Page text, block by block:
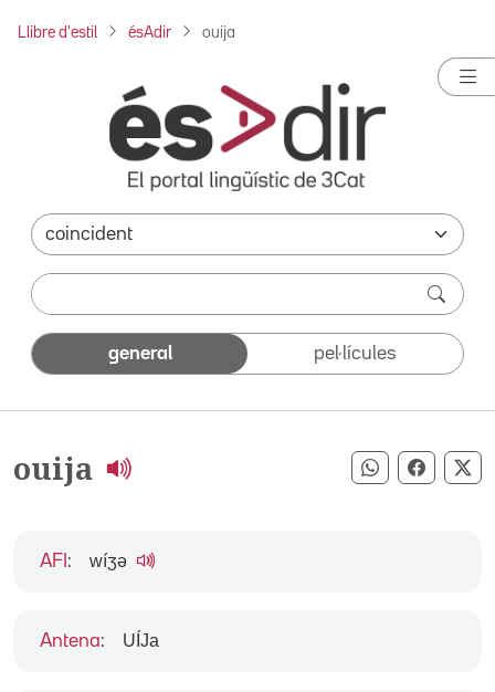
Llibre d'estil ésAdir ouija
general pel·lícules
ouija Compartir
AFI : wíʒə
Antena: UÍJa